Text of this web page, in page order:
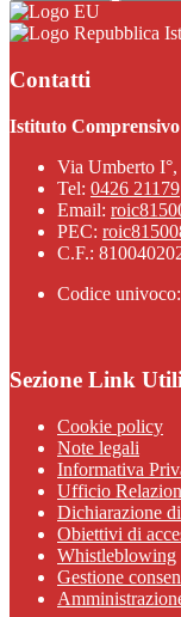
Contatti
Istituto
Via Umberto
Tel: 0426 21179
Email:
PEC:
C.F.:
Codice
Sezione Link
Cookie policy
Note legali
Informativa
Ufficio
Dichiarazione
Obiettivi di
Whistleblowing
Gestione